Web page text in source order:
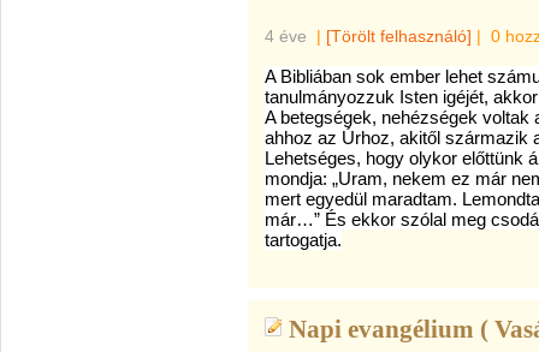
4 éve | [Törölt felhasználó] | 0
A Bibliában sok ember lehet
tanulmányozzuk Isten igéjét,
A betegségek, nehézségek
ahhoz az Úrhoz, akitől származik
Lehetséges, hogy olykor előttünk
mondja: „Uram, nekem ez már
mert egyedül maradtam.
már…” És ekkor szólal meg
tartogatja.
Napi evangélium (